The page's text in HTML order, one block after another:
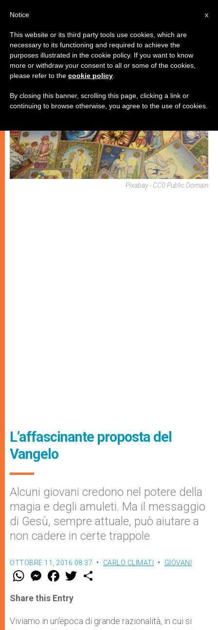
GIOVANI
Pixabay - CC0 Public Domain
L’affascinante proposta del
Vangelo
Alcuni giovani credono nel potere della
magia e degli amuleti. Ma il messaggio
di Gesù, sempre attuale, può aiutare a
non cadere in certe trappole
OTTOBRE 11, 2016 08:37 CARLO CLIMATI GIOVANI
W
t
s
p
p
M
e
s
e
g
e
F
a
e
b
o
k
w
r
Share this Entry
Viviamo in un’epoca di grande razionalità, in cui si
x
Notice
This website or its third party tools use cookies, which are
necessary to its functioning and required to achieve the
purposes illustrated in the cookie policy. If you want to know
more or withdraw your consent to all or some of the cookies,
please refer to the cookie policy
By closing this banner, scrolling this page, clicking a link or
continuing to browse otherwise, you agree to the use of cookies.